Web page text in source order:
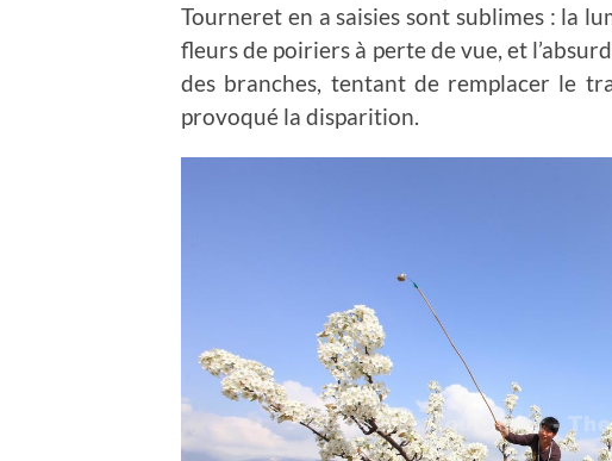
Tourneret en a saisies sont sublimes : la
fleurs de poiriers à perte de vue, et
des branches, tentant de remplacer le
provoqué la disparition.